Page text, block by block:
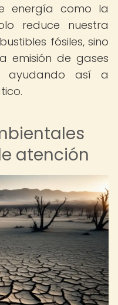
energía como la
reduce nuestra
fósiles, sino
emisión de gases
ayudando así a
atención